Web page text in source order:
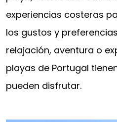
experiencias costeras
los gustos y
relajación, aventura o
playas de Portugal
pueden disfrutar.